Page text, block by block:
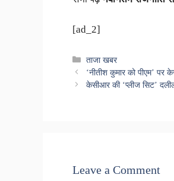
[ad_2]
Categories
ताजा खबर
‘नीतीश कुमार को पीएम’ पर
केसीआर की ‘प्लीज सिट’
Leave a Comment